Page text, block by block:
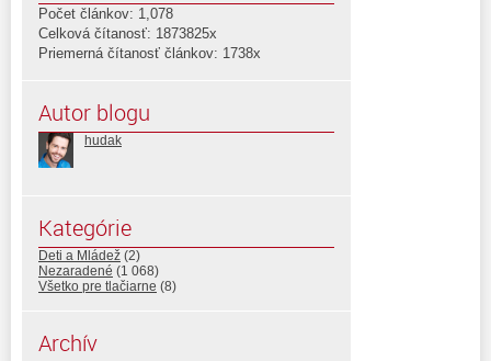
Počet článkov: 1,078
Celková čítanosť: 1873825x
Priemerná čítanosť článkov: 1738x
Autor blogu
hudak
Kategórie
Deti a Mládež (2)
Nezaradené (1 068)
Všetko pre tlačiarne (8)
Archív